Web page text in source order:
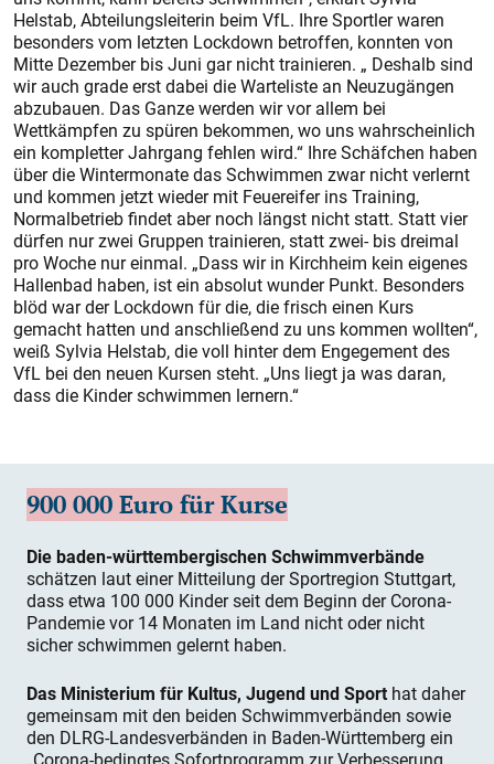
Helstab, Abteilungsleiterin beim VfL. Ihre Sportler waren
besonders vom letzten Lockdown betroffen, konnten von
Mitte Dezember bis Juni gar nicht trainieren. „ Deshalb sind
wir auch grade erst dabei die Warteliste an Neuzugängen
abzubauen. Das Ganze werden wir vor allem bei
Wettkämpfen zu spüren bekommen, wo uns wahrscheinlich
ein kompletter Jahrgang fehlen wird.“ Ihre Schäfchen haben
über die Wintermonate das Schwimmen zwar nicht verlernt
und kommen jetzt wieder mit Feuereifer ins Training,
Normalbetrieb findet aber noch längst nicht statt. Statt vier
dürfen nur zwei Gruppen trainieren, statt zwei- bis dreimal
pro Woche nur einmal. „Dass wir in Kirchheim kein eigenes
Hallenbad haben, ist ein absolut wunder Punkt. Besonders
blöd war der Lockdown für die, die frisch einen Kurs
gemacht hatten und anschließend zu uns kommen wollten“,
weiß Sylvia Helstab, die voll hinter dem Engegement des
VfL bei den neuen Kursen steht. „Uns liegt ja was daran,
dass die Kinder schwimmen lernern.“
900 000 Euro für Kurse
Die baden-württembergischen Schwimmverbände
schätzen laut einer Mitteilung der Sportregion Stuttgart,
dass etwa 100 000 Kinder seit dem Beginn der Corona-
Pandemie vor 14 Monaten im Land nicht oder nicht
sicher schwimmen gelernt haben.
Das Ministerium für Kultus, Jugend und Sport hat daher
gemeinsam mit den beiden Schwimmverbänden sowie
den DLRG-Landesverbänden in Baden-Württemberg ein